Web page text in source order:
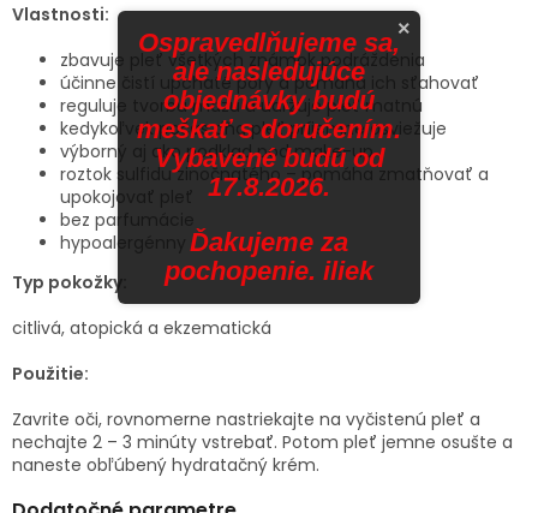
Vlastnosti:
zbavuje pleť všetkých známok podráždenia
účinne čistí upchaté póry a pomáha ich sťahovať
reguluje tvorbu mazu a udržuje pleť matnú
kedykoľvek počas dňa pleť príjemne osviežuje
výborný aj ako podklad pod make-up
roztok sulfidu zinočnatého – pomáha zmatňovať a
upokojovať pleť
bez parfumácie
hypoalergénny
Typ pokožky:
citlivá, atopická a ekzematická
Použitie:
Zavrite oči, rovnomerne nastriekajte na vyčistenú pleť a
nechajte 2 – 3 minúty vstrebať. Potom pleť jemne osušte a
naneste obľúbený hydratačný krém.
×
Ospravedlňujeme sa,
ale nasledujúce
objednávky budú
meškať s doručením.
Vybavené budú od
17.8.2026.
Ďakujeme za
pochopenie. iliek